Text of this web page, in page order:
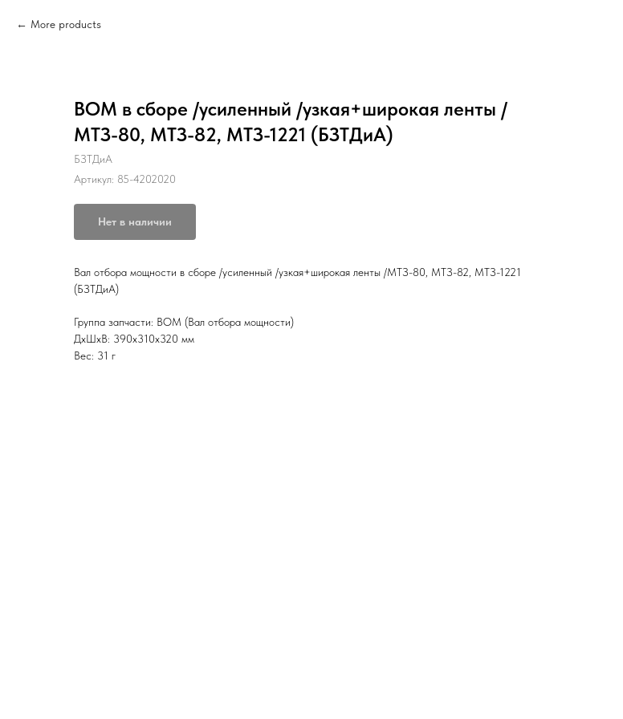
More products
ВОМ в сборе /усиленный /узкая+широкая ленты /
МТЗ-80, МТЗ-82, МТЗ-1221 (БЗТДиА)
БЗТДиА
Артикул: 85-4202020
Нет в наличии
Вал отбора мощности в сборе /усиленный /узкая+широкая ленты /МТЗ-80, МТЗ-82, МТЗ-1221
(БЗТДиА)
Группа запчасти: ВОМ (Вал отбора мощности)
ДxШxВ: 390x310x320 мм
Вес: 31 г